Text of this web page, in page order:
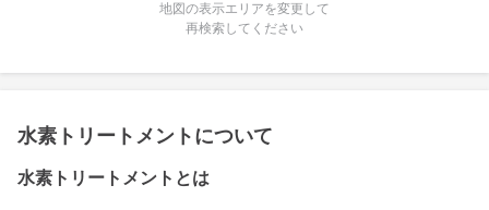
地図の表示エリアを変更して
再検索してください
水素トリートメントについて
水素トリートメントとは